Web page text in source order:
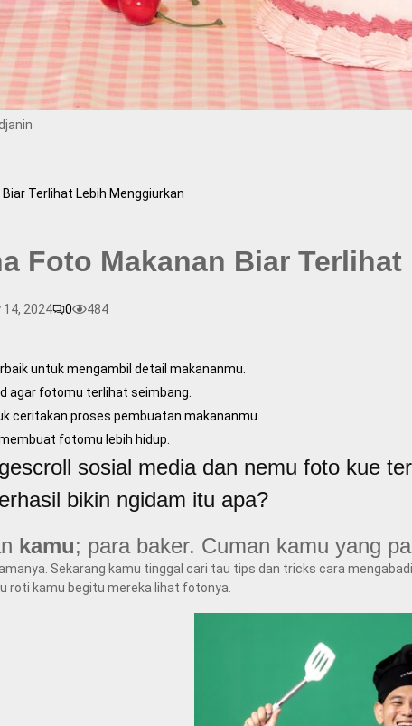
Terlihat Lebih Menggiurkan
Foto Makanan Biar
14, 2024 0
484
untuk mengambil detail makananmu.
agar fotomu terlihat seimbang.
ceritakan proses pembuatan makananmu.
fotomu lebih hidup.
sosial media dan nemu foto kue
bikin ngidam itu apa?
kamu; para baker. Cuman kamu yang
Sekarang kamu tinggal cari tau tips dan tricks cara
roti kamu begitu mereka lihat fotonya.